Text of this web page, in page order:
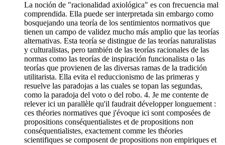
La noción de "racionalidad axiológica" es con frecuencia mal
comprendida. Ella puede ser interpretada sin embargo como
bosquejando una teoría de los sentimientos normativos que
tienen un campo de validez mucho más amplio que las teorías
alternativas. Esta teoría se distingue de las teorías naturalistas
y culturalistas, pero también de las teorías racionales de las
normas como las teorías de inspiración funcionalista o las
teorías que provienen de las diversas ramas de la tradición
utilitarista. Ella evita el reduccionismo de las primeras y
resuelve las paradojas a las cuales se topan las segundas,
como la paradoja del voto o del robo. 4. Je me contente de
relever ici un parallèle qu'il faudrait développer longuement :
ces théories normatives que j'évoque ici sont composées de
propositions conséquentialistes et de propositions non
conséquentialistes, exactement comme les théories
scientifiques se composent de propositions non empiriques et